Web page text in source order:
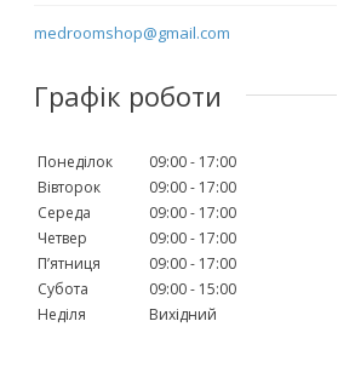
medroomshop@gmail.com
Графік роботи
Понеділок 09:00
17:00
Вівторок
09:00
17:00
Середа
09:00
17:00
Четвер
09:00
17:00
Пʼятниця
09:00
17:00
Субота
09:00
15:00
Неділя
Вихідний